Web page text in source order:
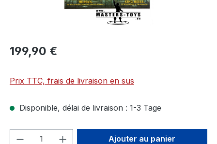
199,90 €
Prix TTC, frais de livraison en sus
Disponible, délai de livraison : 1-3 Tage
Quantité de produit : Entrez la
Ajouter au panier